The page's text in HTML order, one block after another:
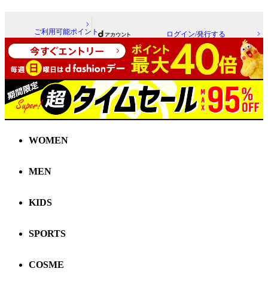
ご利用可能ポイント ログイン/発行する
WOMEN
MEN
KIDS
SPORTS
COSME